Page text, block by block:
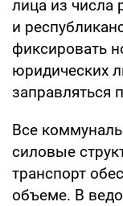
лица из числа
и
фиксировать
юридических
заправляться
Все
силовые
транспорт
объеме. В